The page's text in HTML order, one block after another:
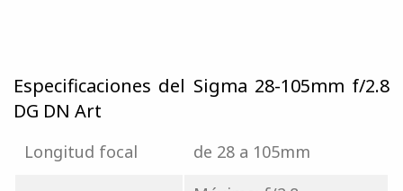
Especificaciones del Sigma 28-105mm f/2.8
DG DN Art
Longitud focal de 28 a 105mm